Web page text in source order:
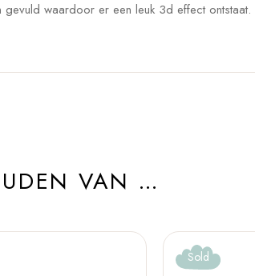
gevuld waardoor er een leuk 3d effect ontstaat.
VAN …
Sold